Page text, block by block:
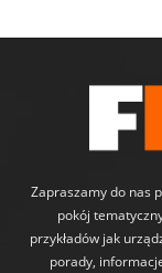
Zapraszamy do nas
pokój
przykładów jak
porady,